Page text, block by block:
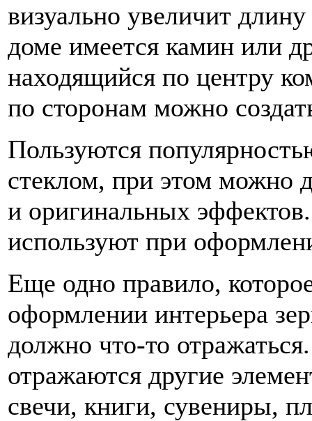
визуально увеличит
доме имеется камин или
находящийся по центру
по сторонам можно
Пользуются
стеклом, при этом можно
и оригинальных
используют при
Еще одно правило,
оформлении интерьера
должно что-то
отражаются другие
свечи, книги, сувениры,